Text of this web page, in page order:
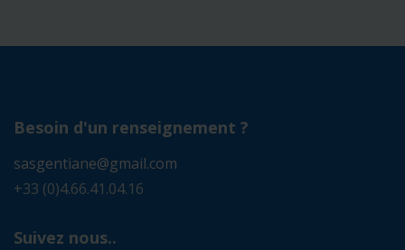
Besoin d'un renseignement ?
sasgentiane@gmail.com
+33 (0)4.66.41.04.16
Suivez nous..